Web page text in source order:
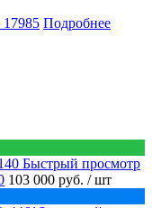
Подробнее
Быстрый просмотр
103 000 руб. / шт